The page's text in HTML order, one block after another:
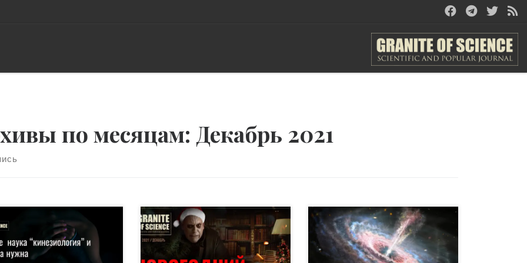
по месяцам: Декабрь 2021
(греч. kineo =
в движение,
есть много чему
Уважаемые читатели! Мы
славно потрудились в этом
году, и решили отметить это
Сверхмассивная черная дыра,
питающаяся газом в центре
отдаленной галактики и